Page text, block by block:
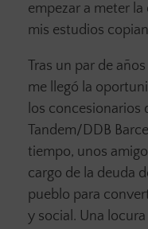
empezar a meter
mis estudios
Tras un par de
me llegó la
los concesionarios
Tandem/DDB
tiempo, unos
cargo de la deuda
pueblo para
y social. Una